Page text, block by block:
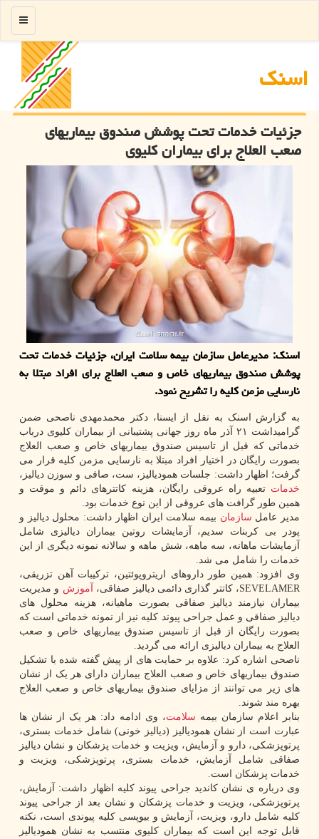
اسنك
منو
جزئیات خدمات تحت پوشش صندوق بیماریهای
صعب العلاج برای بیماران کلیوی
اسنک: مدیرعامل سازمان بیمه سلامت ایران، جزئیات خدمات تحت
پوشش صندوق بیماریهای خاص و صعب العلاج برای افراد مبتلا به
نارسایی مزمن کلیه را تشریح نمود.
به گزارش اسنک به نقل از ایسنا، دکتر محمدمهدی ناصحی ضمن
گرامیداشت ۲۱ آذر ماه روز جهانی پشتیبانی از بیماران کلیوی درباب
خدماتی که قبل از تاسیس صندوق بیماریهای خاص و صعب العلاج
بصورت رایگان در اختیار افراد مبتلا به نارسایی مزمن کلیه قرار می
گرفت؛ اظهار داشت: جلسات همودیالیز، ست، صافی و سوزن دیالیز،
خدمات تعبیه راه عروقی رایگان، هزینه کاتترهای دائم و موقت و
همین طور گرافت های عروقی از این نوع خدمات بود.
مدیر عامل سازمان بیمه سلامت ایران اظهار داشت: محلول دیالیز و
پودر بی کربنات سدیم، آزمایشات روتین بیماران دیالیزی شامل
آزمایشات ماهانه، سه ماهه، شش ماهه و سالانه نمونه دیگری از این
خدمات را شامل می شد.
وی افزود: همین طور داروهای اریتروپوئتین، ترکیبات آهن تزریقی،
SEVELAMER، کاتتر گذاری دائمی دیالیز صفاقی،
آموزش و مدیریت
بیماران نیازمند دیالیز صفاقی بصورت ماهیانه، هزینه محلول های
دیالیز صفاقی و عمل جراحی پیوند کلیه نیز از نمونه خدماتی است که
بصورت رایگان از قبل از تاسیس صندوق بیماریهای خاص و صعب
العلاج به بیماران دیالیزی ارائه می گردید.
ناصحی اشاره کرد: علاوه بر حمایت های از پیش گفته شده با تشکیل
صندوق بیماریهای خاص و صعب العلاج بیماران دارای هر یک از نشان
های زیر می توانند از مزایای صندوق بیماریهای خاص و صعب العلاج
بهره مند شوند.
بنابر اعلام سازمان بیمه سلامت، وی ادامه داد: هر یک از نشان ها
عبارت است از نشان همودیالیز (دیالیز خونی) شامل خدمات بستری،
پرتوپزشکی، دارو و آزمایش، ویزیت و خدمات پزشکان و نشان دیالیز
صفاقی شامل آزمایش، خدمات بستری، پرتوپزشکی، ویزیت و
خدمات پزشکان است.
وی درباره ی نشان کاندید جراحی پیوند کلیه اظهار داشت: آزمایش،
پرتوپزشکی، ویزیت و خدمات پزشکان و نشان بعد از جراحی پیوند
کلیه شامل دارو، ویزیت، آزمایش و بیوپسی کلیه پیوندی است، نکته
قابل توجه این است که بیماران کلیوی منتسب به نشان همودیالیز